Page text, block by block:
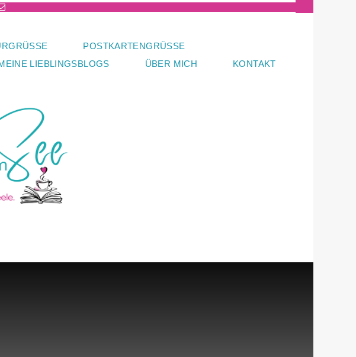
POSTKARTENGRÜSSE
LIEBLINGSBLOGS ÜBER MICH KONTAKT